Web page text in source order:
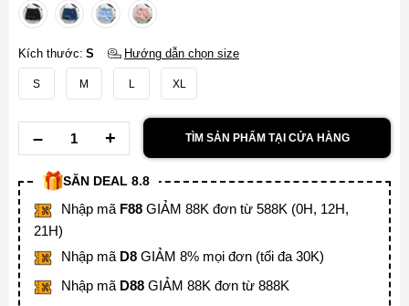
SĂN DEAL 8.8
Nhập mã F88 GIẢM 88K đơn từ 588K (0H, 12H,
21H)
Nhập mã D8 GIẢM 8% mọi đơn (tối đa 30K)
Nhập mã D88 GIẢM 88K đơn từ 888K
Kích thước: S Hướng dẫn chọn size
S M L XL
TÌM SẢN PHẨM TẠI CỬA HÀNG